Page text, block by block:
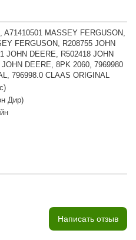
A71410501 MASSEY FERGUSON,
FERGUSON, R208755 JOHN
JOHN DEERE, R502418 JOHN
DEERE, 8PK 2060, 7969980
796998.0 CLAAS ORIGINAL
Дир)
Написать отзыв